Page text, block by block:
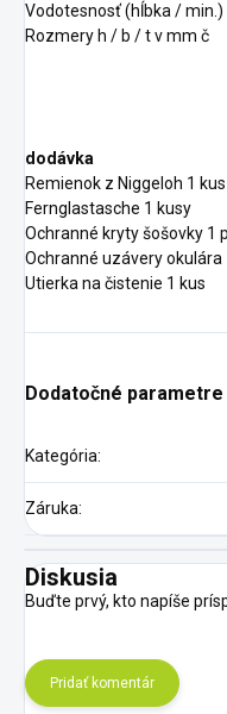
Vodotesnosť (hĺbka /
Rozmery h / b / t v mm č
dodávka
Remienok z Niggeloh 1 kus
Fernglastasche 1 kusy
Ochranné kryty šošovky 1
Ochranné uzávery okulára
Utierka na čistenie 1 kus
Dodatočné parametre
Kategória:
Záruka:
Diskusia
Buďte prvý, kto napíše
Pridať komentár